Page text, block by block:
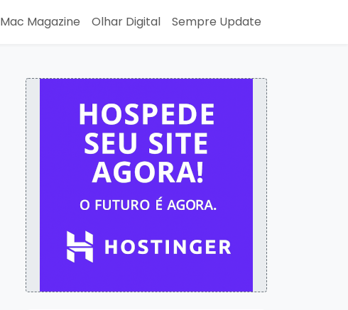
Mac Magazine Olhar Digital Sempre Update